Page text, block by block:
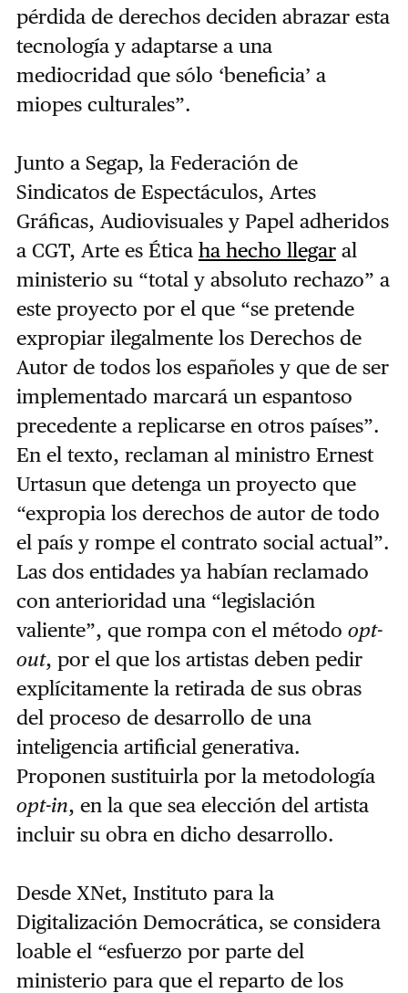
pérdida de derechos deciden abrazar esta
tecnología y adaptarse a una
mediocridad que sólo ‘beneficia’ a
miopes culturales”.
Junto a Segap, la Federación de
Sindicatos de Espectáculos, Artes
Gráficas, Audiovisuales y Papel adheridos
a CGT, Arte es Ética ha hecho llegaral
ministerio su “total y absoluto rechazo” a
este proyecto por el que “se pretende
expropiar ilegalmente los Derechos de
Autor de todos los españoles y que de ser
implementado marcará un espantoso
precedente a replicarse en otros países”.
En el texto, reclaman al ministro Ernest
Urtasun que detenga un proyecto que
“expropia los derechos de autor de todo
el país y rompe el contrato social actual”.
Las dos entidades ya habían reclamado
con anterioridad una “legislación
valiente”, que rompa con el método opt-
out, por el que los artistas deben pedir
explícitamente la retirada de sus obras
del proceso de desarrollo de una
inteligencia artificial generativa.
Proponen sustituirla por la metodología
opt-in, en la que sea elección del artista
incluir su obra en dicho desarrollo.
Desde XNet, Instituto para la
Digitalización Democrática, se considera
loable el “esfuerzo por parte del
ministerio para que el reparto de los